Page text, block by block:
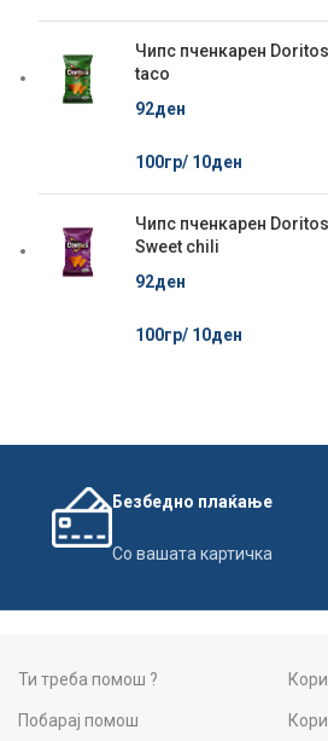
Чипс пченкарен
taco
92ден
100гр/ 10ден
Чипс пченкарен
Sweet chili
92ден
100гр/ 10ден
Безбедно плаќање
Со вашата картичка
Ти треба помош ?
Побарај помош